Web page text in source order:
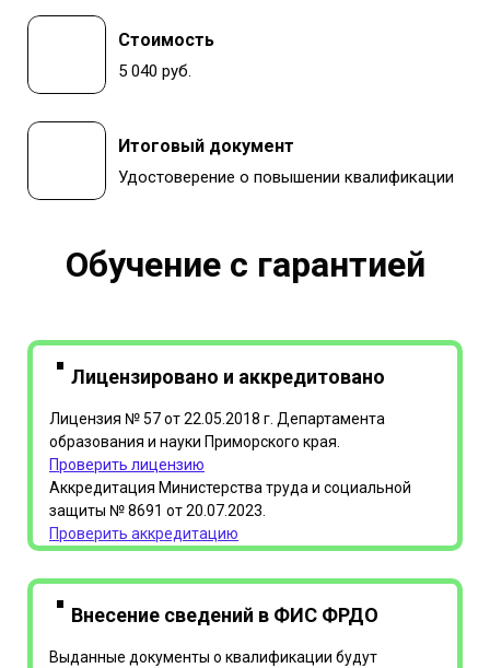
Стоимость
5 040 руб.
Итоговый документ
Удостоверение о повышении квалификации
Обучение с гарантией
Лицензировано и аккредитовано
Лицензия № 57 от 22.05.2018 г. Департамента
образования и науки Приморского края.
Проверить лицензию
Аккредитация Министерства труда и социальной
защиты № 8691 от 20.07.2023.
Проверить аккредитацию
Внесение сведений в ФИС ФРДО
Выданные документы о квалификации будут